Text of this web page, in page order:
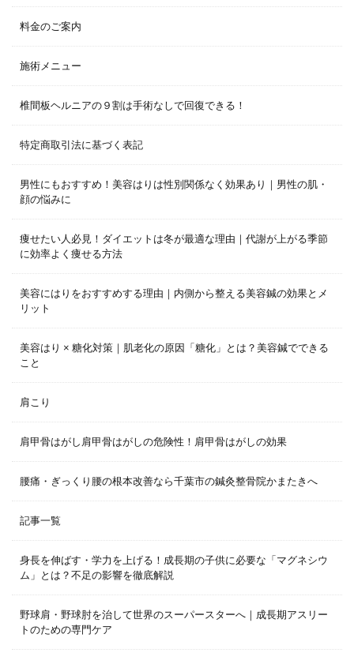
料金のご案内
施術メニュー
椎間板ヘルニアの９割は手術なしで回復できる！
特定商取引法に基づく表記
男性にもおすすめ！美容はりは性別関係なく効果あり｜男性の肌・
顔の悩みに
痩せたい人必見！ダイエットは冬が最適な理由｜代謝が上がる季節
に効率よく痩せる方法
美容にはりをおすすめする理由｜内側から整える美容鍼の効果とメ
リット
美容はり × 糖化対策｜肌老化の原因「糖化」とは？美容鍼でできる
こと
肩こり
肩甲骨はがし肩甲骨はがしの危険性！肩甲骨はがしの効果
腰痛・ぎっくり腰の根本改善なら千葉市の鍼灸整骨院かまたきへ
記事一覧
身長を伸ばす・学力を上げる！成長期の子供に必要な「マグネシウ
ム」とは？不足の影響を徹底解説
野球肩・野球肘を治して世界のスーパースターへ｜成長期アスリー
トのための専門ケア